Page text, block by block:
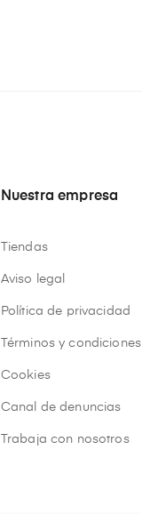
Nuestra empresa
Tiendas
Aviso legal
Política de privacidad
Términos y condiciones
Cookies
Canal de denuncias
Trabaja con nosotros